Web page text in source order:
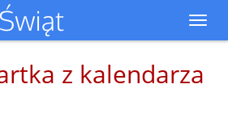
z kalendarza